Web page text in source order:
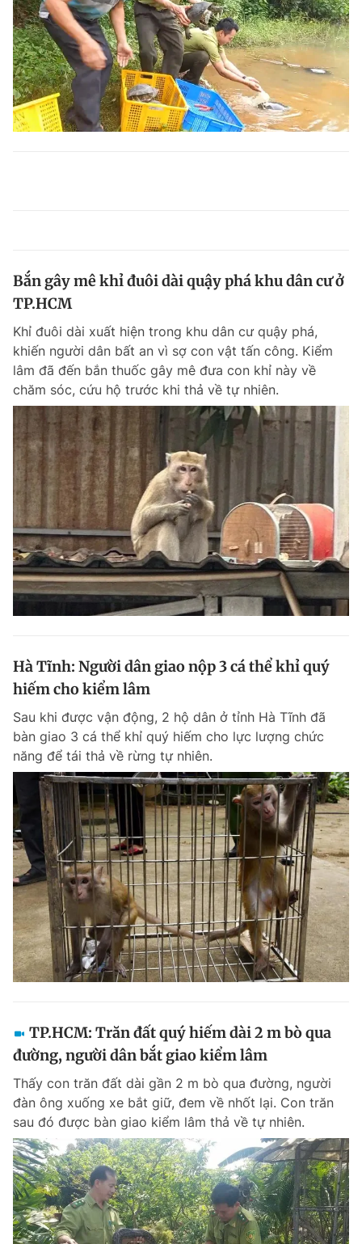
Bắn gây mê khỉ đuôi dài quậy phá khu dân cư ở
TP.HCM
Khỉ đuôi dài xuất hiện trong khu dân cư quậy phá,
khiến người dân bất an vì sợ con vật tấn công. Kiểm
lâm đã đến bắn thuốc gây mê đưa con khỉ này về
chăm sóc, cứu hộ trước khi thả về tự nhiên.
Hà Tĩnh: Người dân giao nộp 3 cá thể khỉ quý
hiếm cho kiểm lâm
Sau khi được vận động, 2 hộ dân ở tỉnh Hà Tĩnh đã
bàn giao 3 cá thể khỉ quý hiếm cho lực lượng chức
năng để tái thả về rừng tự nhiên.
TP.HCM: Trăn đất quý hiếm dài 2 m bò qua
đường, người dân bắt giao kiểm lâm
Thấy con trăn đất dài gần 2 m bò qua đường, người
đàn ông xuống xe bắt giữ, đem về nhốt lại. Con trăn
sau đó được bàn giao kiểm lâm thả về tự nhiên.